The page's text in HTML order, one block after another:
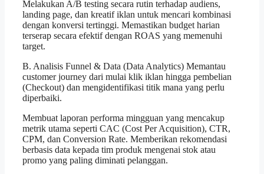
Melakukan A/B testing secara rutin terhadap audiens,
landing page, dan kreatif iklan untuk mencari kombinasi
dengan konversi tertinggi. Memastikan budget harian
terserap secara efektif dengan ROAS yang memenuhi
target.
B. Analisis Funnel & Data (Data Analytics) Memantau
customer journey dari mulai klik iklan hingga pembelian
(Checkout) dan mengidentifikasi titik mana yang perlu
diperbaiki.
Membuat laporan performa mingguan yang mencakup
metrik utama seperti CAC (Cost Per Acquisition), CTR,
CPM, dan Conversion Rate. Memberikan rekomendasi
berbasis data kepada tim produk mengenai stok atau
promo yang paling diminati pelanggan.